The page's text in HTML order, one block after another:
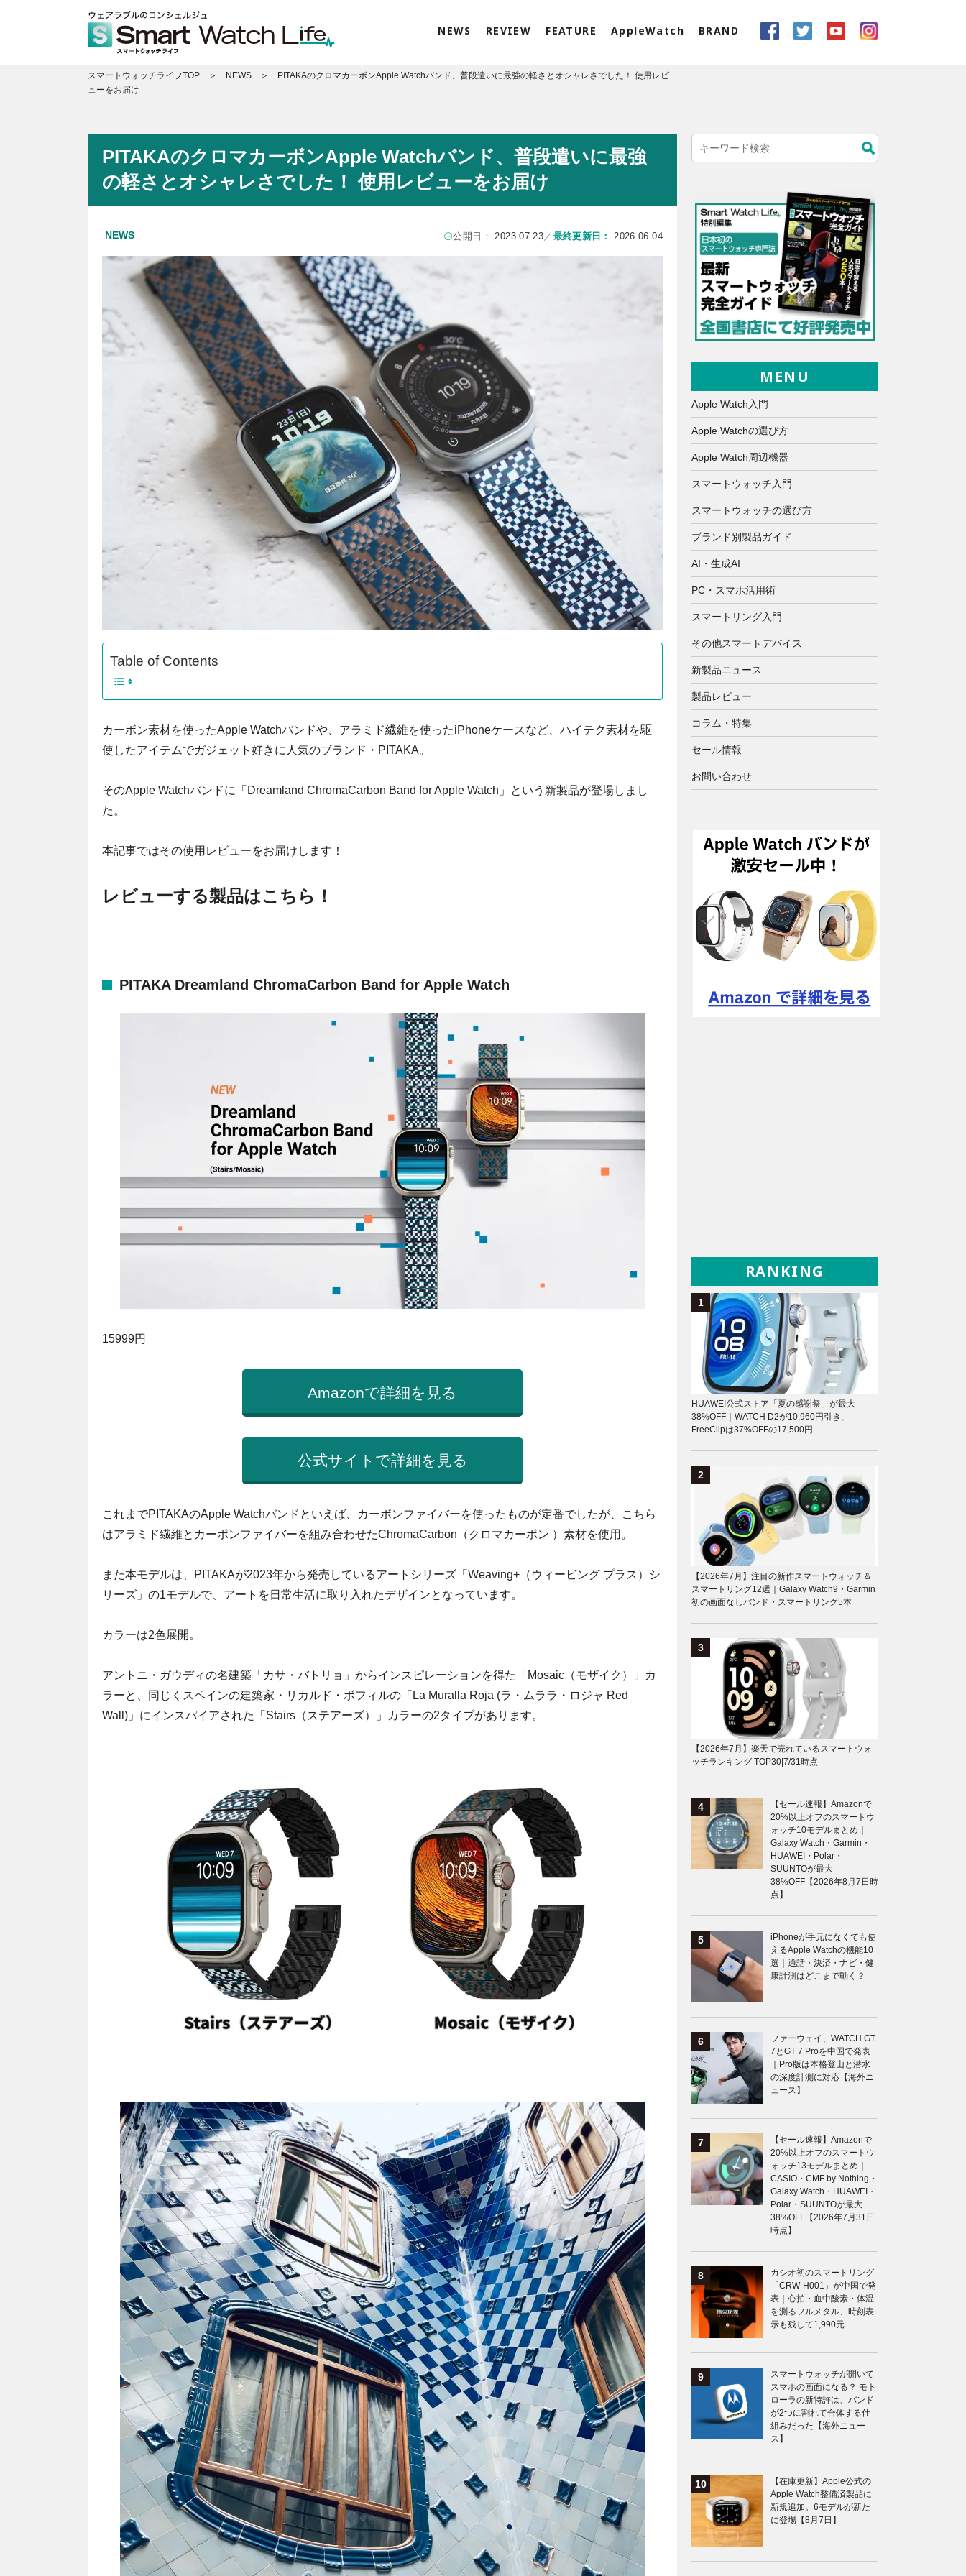
NEWS REVIEW FEATURE AppleWatch BRAND
スマートウォッチライフTOP NEWS
PITAKAのクロマカーボンApple Watchバンド、普段遣いに最強の軽さとオシャレさでした！ 使用レビ
ューをお届け
PITAKAのクロマカーボンApple Watchバンド、普段遣いに最強
の軽さとオシャレさでした！ 使用レビューをお届け
NEWS 公開日：2023.07.23／ 最終更新日： 2026.06.04
Table of Contents
カーボン素材を使ったApple Watchバンドや、アラミド繊維を使ったiPhoneケースなど、ハイテク素材を駆
使したアイテムでガジェット好きに人気のブランド・PITAKA。
そのApple Watchバンドに「Dreamland ChromaCarbon Band for Apple Watch」という新製品が登場しまし
た。
本記事ではその使用レビューをお届けします！
レビューする製品はこちら！
PITAKA Dreamland ChromaCarbon Band for Apple Watch
15999円
Amazonで詳細を見る
公式サイトで詳細を見る
これまでPITAKAのApple Watchバンドといえば、カーボンファイバーを使ったものが定番でしたが、こちら
はアラミド繊維とカーボンファイバーを組み合わせたChromaCarbon（クロマカーボン ）素材を使用。
また本モデルは、PITAKAが2023年から発売しているアートシリーズ「Weaving+（ウィービング プラス）シ
リーズ」の1モデルで、アートを日常生活に取り入れたデザインとなっています。
カラーは2色展開。
アントニ・ガウディの名建築「カサ・バトリョ」からインスピレーションを得た「Mosaic（モザイク）」カ
ラーと、同じくスペインの建築家・リカルド・ボフィルの「La Muralla Roja (ラ・ムララ・ロジャ Red
Wall)」にインスパイアされた「Stairs（ステアーズ）」カラーの2タイプがあります。
MENU
Apple Watch入門
Apple Watchの選び方
Apple Watch周辺機器
スマートウォッチ入門
スマートウォッチの選び方
ブランド別製品ガイド
AI・生成AI
PC・スマホ活用術
スマートリング入門
その他スマートデバイス
新製品ニュース
製品レビュー
コラム・特集
セール情報
お問い合わせ
RANKING
HUAWEI公式ストア「夏の感謝祭」が最大
38%OFF｜WATCH D2が10,960円引き、
FreeClipは37%OFFの17,500円
【2026年7月】注目の新作スマートウォッチ＆
スマートリング12選｜Galaxy Watch9・Garmin
初の画面なしバンド・スマートリング5本
【2026年7月】楽天で売れているスマートウォ
ッチランキング TOP30|7/31時点
【セール速報】Amazonで
20%以上オフのスマートウ
ォッチ10モデルまとめ｜
Galaxy Watch・Garmin・
HUAWEI・Polar・
SUUNTOが最大
38%OFF【2026年8月7日時
点】
iPhoneが手元になくても使
えるApple Watchの機能10
選｜通話・決済・ナビ・健
康計測はどこまで動く？
ファーウェイ、WATCH GT
7とGT 7 Proを中国で発表
｜Pro版は本格登山と潜水
の深度計測に対応【海外ニ
ュース】
【セール速報】Amazonで
20%以上オフのスマートウ
ォッチ13モデルまとめ｜
CASIO・CMF by Nothing・
Galaxy Watch・HUAWEI・
Polar・SUUNTOが最大
38%OFF【2026年7月31日
時点】
カシオ初のスマートリング
「CRW-H001」が中国で発
表｜心拍・血中酸素・体温
を測るフルメタル、時刻表
示も残して1,990元
スマートウォッチが開いて
スマホの画面になる？ モト
ローラの新特許は、バンド
が2つに割れて合体する仕
組みだった【海外ニュー
ス】
【在庫更新】Apple公式の
Apple Watch整備済製品に
新規追加。6モデルが新た
に登場【8月7日】